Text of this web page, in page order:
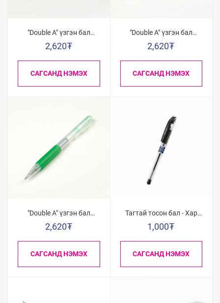
"Double A" үзгэн бал
0.5мм /Луувангийн
улбар шар/
2,620₮
САГСАНД НЭМЭХ
"Double A" үзгэн бал
0.5мм /Сарнайн ягаан/
2,620₮
САГСАНД НЭМЭХ
"Double A" үзгэн бал
0.5мм /Ойн ногоон/
2,620₮
САГСАНД НЭМЭХ
Тагтай тосон бал - Хар
0,7
1,000₮
САГСАНД НЭМЭХ